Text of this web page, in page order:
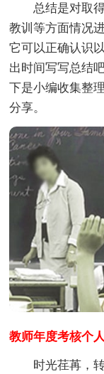
总结是对取得
教训等方面情况
它可以正确认识
出时间写写总结
下是小编收集整
分享。
教师年度考核个
时光荏苒，转